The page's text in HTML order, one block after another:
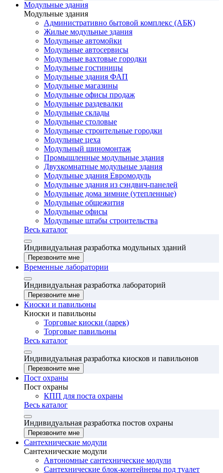
Модульные здания
Модульные здания
Административно бытовой комплекс (АБК)
Жилые модульные здания
Модульные автомойки
Модульные автосервисы
Модульные вахтовые городки
Модульные гостиницы
Модульные здания ФАП
Модульные магазины
Модульные офисы продаж
Модульные раздевалки
Модульные склады
Модульные столовые
Модульные строительные городки
Модульные цеха
Модульный шиномонтаж
Промышленные модульные здания
Двухкомнатные модульные здания
Модульные здания Евромодуль
Модульные здания из сэндвич-панелей
Модульные дома зимние (утепленные)
Модульные общежития
Модульные офисы
Модульные штабы строительства
Весь каталог
Индивидуальная разработка модульных зданий
Перезвоните мне
Временные лаборатории
Индивидуальная разработка лабораторий
Перезвоните мне
Киоски и павильоны
Киоски и павильоны
Торговые киоски (ларек)
Торговые павильоны
Весь каталог
Индивидуальная разработка киосков и павильонов
Перезвоните мне
Пост охраны
Пост охраны
КПП для поста охраны
Весь каталог
Индивидуальная разработка постов охраны
Перезвоните мне
Сантехнические модули
Сантехнические модули
Автономные сантехнические модули
Сантехнические блок-контейнеры под туалет